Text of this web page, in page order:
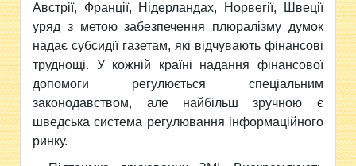
Австрії, Франції, Нідерландах, Норвегії, Швеції
уряд з метою забезпечення плюралізму думок
надає субсидії газетам, які відчувають фінансові
труднощі. У кожній країні надання фінансової
допомоги регулюється спеціальним
законодавством, але найбільш зручною є
шведська система регулювання інформаційного
ринку.